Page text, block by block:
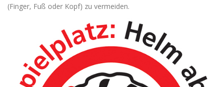
(Finger, Fuß oder Kopf) zu vermeiden.